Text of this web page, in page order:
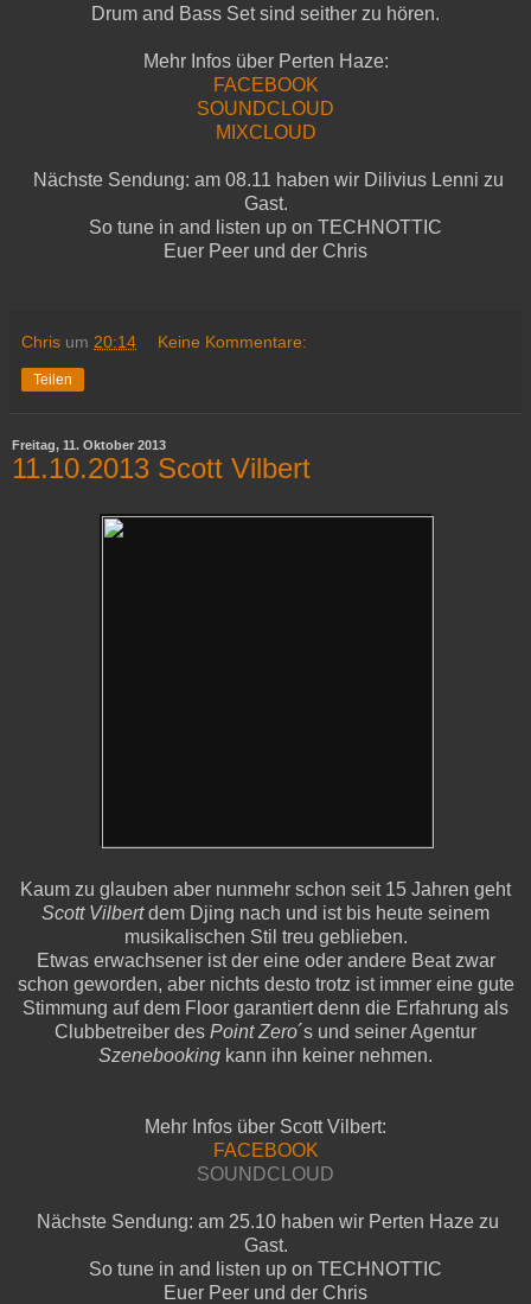
Drum and Bass Set sind seither zu hören.
Mehr Infos über Perten Haze:
FACEBOOK
SOUNDCLOUD
MIXCLOUD
Nächste Sendung: am 08.11 haben wir Dilivius Lenni zu
Gast.
So tune in and listen up on TECHNOTTIC
Euer Peer und der Chris
Chris um 20:14 Keine Kommentare:
Teilen
Freitag, 11. Oktober 2013
11.10.2013 Scott Vilbert
Kaum zu glauben aber nunmehr schon seit 15 Jahren geht
Scott Vilbertdem Djing nach und ist bis heute seinem
musikalischen Stil treu geblieben.
Etwas erwachsener ist der eine oder andere Beat zwar
schon geworden, aber nichts desto trotz ist immer eine gute
Stimmung auf dem Floor garantiert denn die Erfahrung als
Clubbetreiber des Point Zero´s und seiner Agentur
Szenebooking kann ihn keiner nehmen.
Mehr Infos über Scott Vilbert:
FACEBOOK
SOUNDCLOUD
Nächste Sendung: am 25.10 haben wir Perten Haze zu
Gast.
So tune in and listen up on TECHNOTTIC
Euer Peer und der Chris